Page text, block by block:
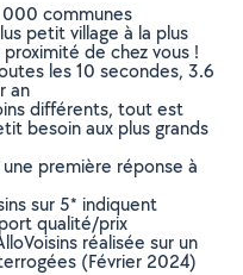
000 communes
petit village à la plus
de chez vous !
les 10 secondes, 3.6
an
différents, tout est
besoin aux plus grands
première réponse à
sur 5* indiquent
qualité/prix
réalisée sur un
(Février 2024)